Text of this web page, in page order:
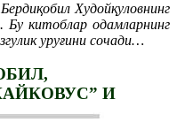
Худойқуловнинг
Бу китоблар одамларнинг
уруғини сочади…
И